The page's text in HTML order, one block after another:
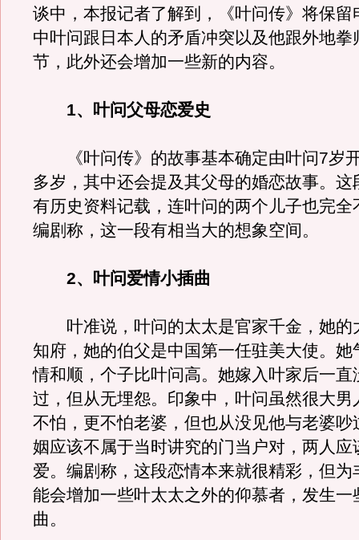
谈中，本报记者了解到，《叶问传》将保留
中叶问跟日本人的矛盾冲突以及他跟外地拳
节，此外还会增加一些新的内容。
1、叶问父母恋爱史
《叶问传》的故事基本确定由叶问7岁
多岁，其中还会提及其父母的婚恋故事。这
有历史资料记载，连叶问的两个儿子也完全
编剧称，这一段有相当大的想象空间。
2、叶问爱情小插曲
叶准说，叶问的太太是官家千金，她的
知府，她的伯父是中国第一任驻美大使。她
情和顺，个子比叶问高。她嫁入叶家后一直
过，但从无埋怨。印象中，叶问虽然很大男
不怕，更不怕老婆，但也从没见他与老婆吵
姻应该不属于当时讲究的门当户对，两人应
爱。编剧称，这段恋情本来就很精彩，但为
能会增加一些叶太太之外的仰慕者，发生一
曲。